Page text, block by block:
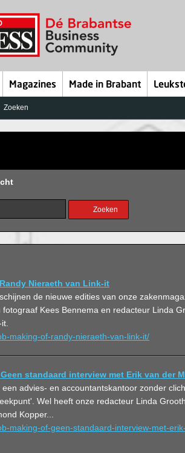
Magazines Made in Brabant
Zoeken
Nieraeth van Link-it
de nieuwe edities van onze
fotograaf Kees Bennema en redacteur Linda
making-of-randy-nieraeth-van-link-it/
standaard interview met Erik van der
advies- en accountantskantoor zonder
Wel heeft onze redacteur Linda
Kopper...
making-of-geen-standaard-interview-met-